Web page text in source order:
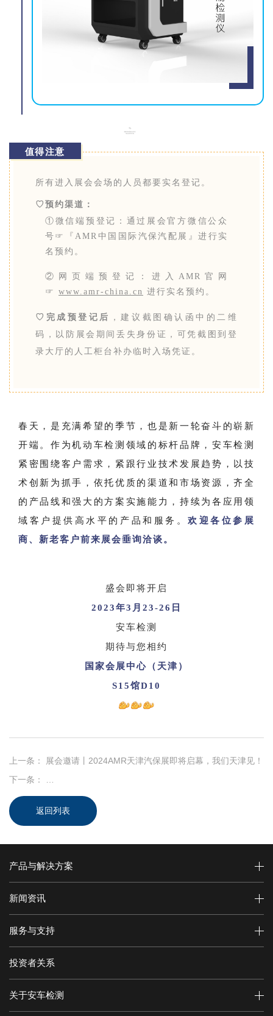
值得注意
所有进入展会会场的人员都要实名登记。
♡预约渠道：
①微信端预登记：通过展会官方微信公众
号☞『AMR中国国际汽保汽配展』进行实
名预约。
②网页端预登记：进入AMR官网
☞ www.amr-china.cn 进行实名预约。
♡完成预登记后
，建议截图确认函中的二维
码，以防展会期间丢失身份证，可凭截图到登
录大厅的人工柜台补办临时入场凭证。
春天，是充满希望的季节，也是新一轮奋斗的崭新
开端。作为机动车检测领域的标杆品牌，安车检测
紧密围绕客户需求，紧跟行业技术发展趋势，以技
术创新为抓手，依托优质的渠道和市场资源，齐全
的产品线和强大的方案实施能力，持续为各应用领
域客户提供高水平的产品和服务。欢迎各位参展
商、新老客户前来展会垂询洽谈。
盛会即将开启
2023年3月23-26日
安车检测
期待与您相约
国家会展中心（天津）
S15馆D10
上一条：
展会邀请丨2024AMR天津汽保展即将启幕，我们天津见！
下一条：
12月10日 线上直播：GB38900-2020人工外检知识分享（
返回列表
产品与解决方案
新闻资讯
服务与支持
投资者关系
关于安车检测